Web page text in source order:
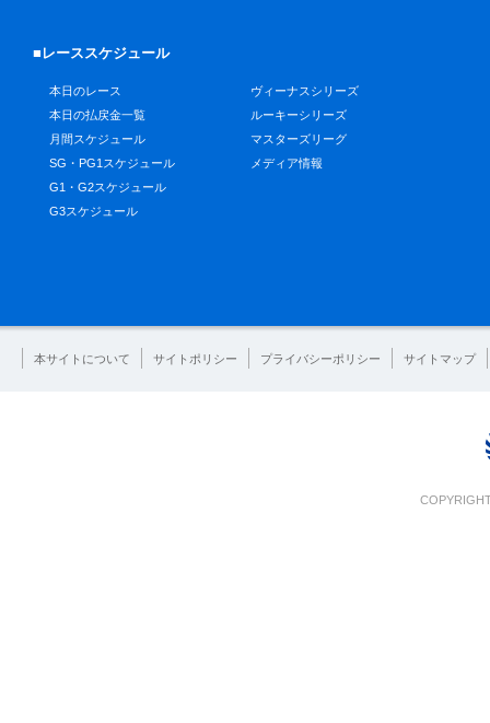
■レーススケジュール
本日のレース
本日の払戻金一覧
月間スケジュール
SG・PG1スケジュール
G1・G2スケジュール
G3スケジュール
ヴィーナスシリーズ
ルーキーシリーズ
マスターズリーグ
メディア情報
本サイトについて サイトポリシー プライバシーポリシー サイトマップ